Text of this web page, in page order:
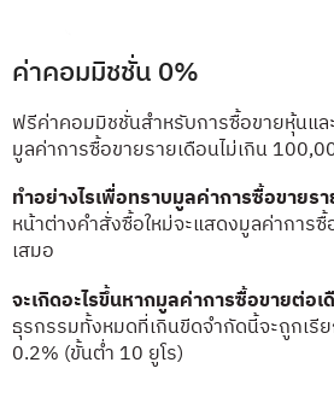
ค่าคอมมิชชั่น 0%
ฟรีค่าคอมมิชชั่นสำหรับการซื้อขายหุ้นแล
มูลค่าการซื้อขายรายเดือนไม่เกิน
ทำอย่างไรเพื่อทราบมูลค่าการซื้อขายรา
หน้าต่างคำสั่งซื้อใหม่จะแสดงมูลค่าการ
เสมอ
จะเกิดอะไรขึ้นหากมูลค่าการซื้อขายต่อ
ธุรกรรมทั้งหมดที่เกินขีดจำกัดนี้จะถูกเรี
0.2% (ขั้นต่ำ 10 ยูโร)